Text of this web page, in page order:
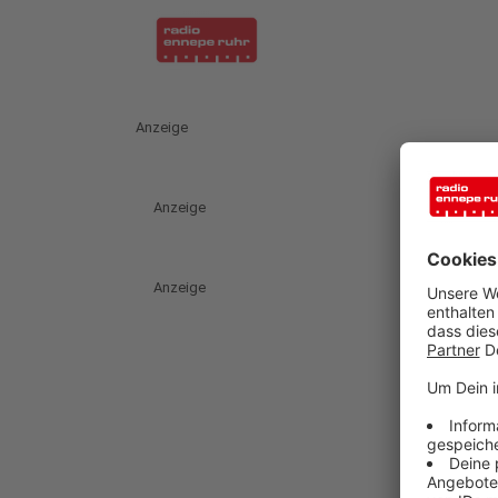
Anzeige
Anzeige
Anzeige